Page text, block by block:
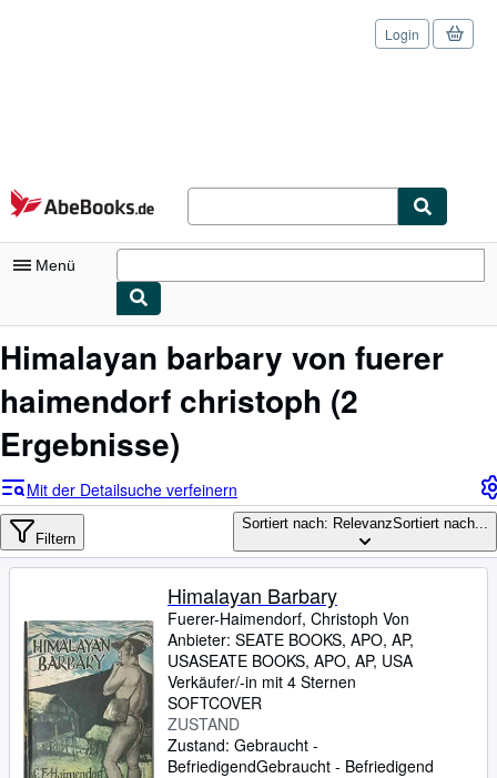
Zum Hauptinhalt
AbeBooks.de
Login
Menü
Nutzerkonto
Meine Bestellungen
Detailsuche
Sammlungen
Antiquarische Bücher
Verkäufer
Verkäufer werden
Hilfe
SCHLIESSEN
Himalayan barbary von fuerer
haimendorf christoph (2
Ergebnisse)
Mit der Detailsuche verfeinern
Filtern
Sortiert nach: RelevanzSortiert nach...
Himalayan Barbary
Fuerer-Haimendorf, Christoph Von
Anbieter: SEATE BOOKS, APO, AP,
USASEATE BOOKS, APO, AP, USA
Verkäufer/-in mit 4 Sternen
SOFTCOVER
ZUSTAND
Zustand: Gebraucht -
BefriedigendGebraucht - Befriedigend